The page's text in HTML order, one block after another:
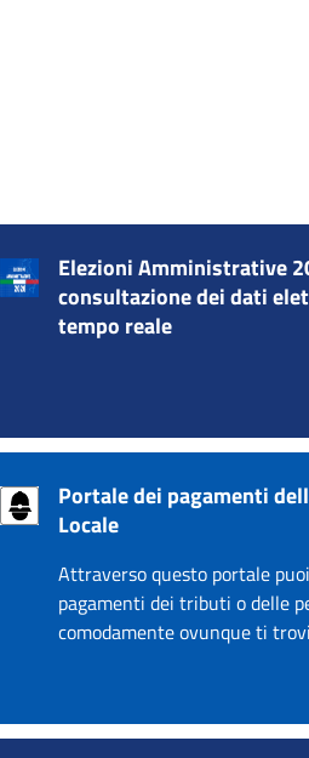
Elezioni Amministrative
consultazione dei dati
tempo reale
Portale dei pagamenti
Locale
Attraverso questo portale
pagamenti dei tributi o delle
comodamente ovunque ti trovi